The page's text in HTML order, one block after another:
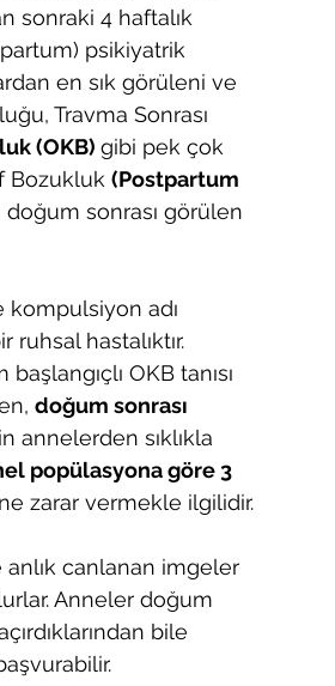
sonraki 4 haftalık
psikiyatrik
en sık görüleni ve
Travma Sonrası
(OKB) gibi pek çok
Bozukluk (Postpartum
doğum sonrası görülen
kompulsiyon adı
hastalıktır.
OKB tanısı
doğum sonrası
annelerden sıklıkla
popülasyona göre 3
zarar vermekle ilgilidir.
anlık canlanan imgeler
Anneler doğum
bile